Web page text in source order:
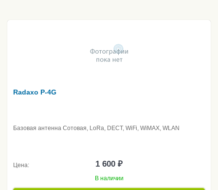
Radaxo P-4G
Базовая антенна Сотовая, LoRa, DECT, WiFi, WiMAX, WLAN
Цена: 1 600 ₽
В наличии